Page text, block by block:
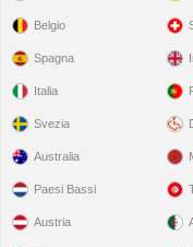
Belgio
Spagna
Italia
Svezia
Australia
Paesi Bassi
Austria